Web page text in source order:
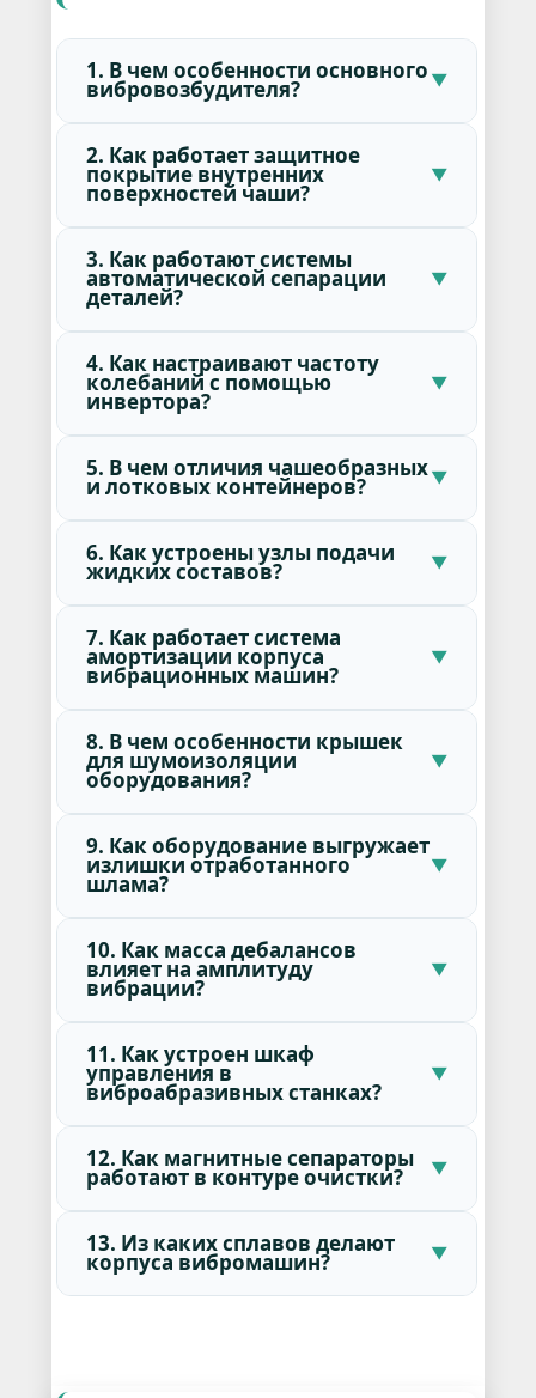
1. В чем особенности основного
вибровозбудителя?
2. Как работает защитное
покрытие внутренних
поверхностей чаши?
3. Как работают системы
автоматической сепарации
деталей?
4. Как настраивают частоту
колебаний с помощью
инвертора?
5. В чем отличия чашеобразных
и лотковых контейнеров?
6. Как устроены узлы подачи
жидких составов?
7. Как работает система
амортизации корпуса
вибрационных машин?
8. В чем особенности крышек
для шумоизоляции
оборудования?
9. Как оборудование выгружает
излишки отработанного
шлама?
10. Как масса дебалансов
влияет на амплитуду
вибрации?
11. Как устроен шкаф
управления в
виброабразивных станках?
12. Как магнитные сепараторы
работают в контуре очистки?
13. Из каких сплавов делают
корпуса вибромашин?